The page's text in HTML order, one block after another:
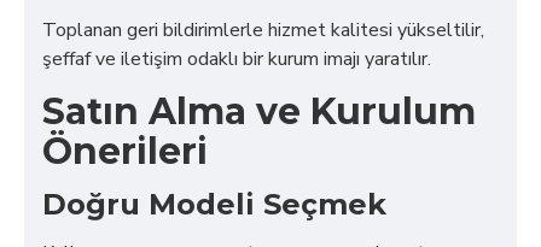
Toplanan geri bildirimlerle hizmet kalitesi yükseltilir,
şeffaf ve iletişim odaklı bir kurum imajı yaratılır.
Satın Alma ve Kurulum
Önerileri
Doğru Modeli Seçmek